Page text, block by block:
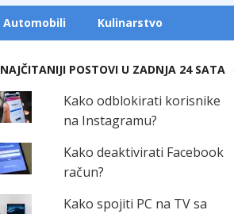
Automobili Kulinarstvo
NAJČITANIJI POSTOVI U ZADNJA 24 SATA
Kako odblokirati korisnike
na Instagramu?
Kako deaktivirati Facebook
račun?
Kako spojiti PC na TV sa